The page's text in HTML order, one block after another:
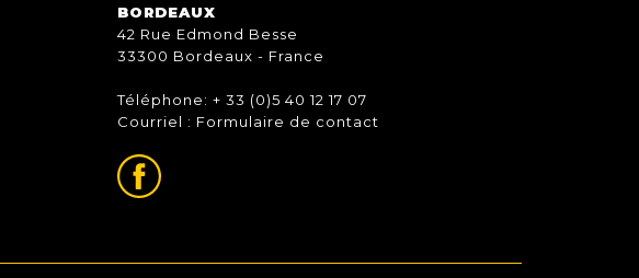
BORDEAUX
42 Rue Edmond Besse
33300 Bordeaux - France
Téléphone: + 33 (0)5 40 12 17 07
Courriel : Formulaire de contact